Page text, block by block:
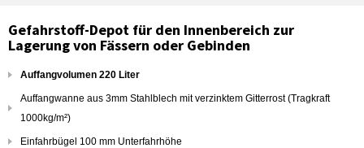
Gefahrstoff-Depot für den Innenbereich zur
Lagerung von Fässern oder Gebinden
Auffangvolumen 220 Liter
Auffangwanne aus 3mm Stahlblech mit verzinktem Gitterrost (Tragkraft
1000kg/m²)
Einfahrbügel 100 mm Unterfahrhöhe